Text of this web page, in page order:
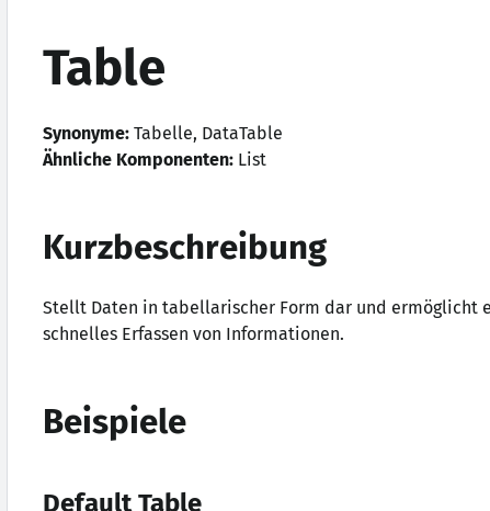
Table
Synonyme: Tabelle, DataTable
Ähnliche Komponenten: List
Kurzbeschreibung
Stellt Daten in tabellarischer Form dar und ermöglicht
schnelles Erfassen von Informationen.
Beispiele
Default Table